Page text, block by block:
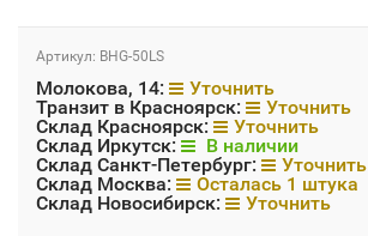
Артикул: BHG-50LS
Молокова, 14:
Уточнить
Транзит в Красноярск:
Уточнить
Склад Красноярск:
Уточнить
Склад Иркутск:
В наличии
Склад Санкт-Петербург:
Уточнить
Склад Москва:
Осталась 1 штука
Склад Новосибирск:
Уточнить